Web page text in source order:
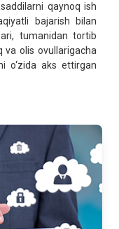
qaynoq ish
bajarish bilan
tumanidan tortib
va olis ovullarigacha
o‘zida aks ettirgan